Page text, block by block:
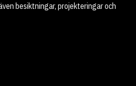
besiktningar, projekteringar och